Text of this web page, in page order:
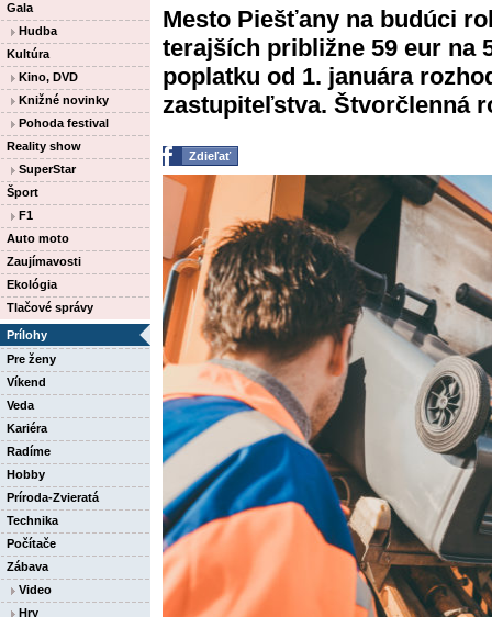
Gala
Hudba
Kultúra
Kino, DVD
Knižné novinky
Pohoda festival
Reality show
SuperStar
Šport
F1
Auto moto
Zaujímavosti
Ekológia
Tlačové správy
Prílohy
Pre ženy
Víkend
Veda
Kariéra
Radíme
Hobby
Príroda-Zvieratá
Technika
Počítače
Zábava
Video
Hry
Mesto Piešťany na budúci
terajších približne 59 eur na
poplatku od 1. januára
zastupiteľstva. Štvorčlenná
Zdieľať